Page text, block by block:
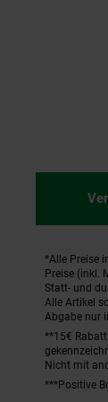
*Alle Preise
Preise (inkl.
Statt- und
Alle Artikel
Abgabe nur
**15€
Nicht mit
***Positive